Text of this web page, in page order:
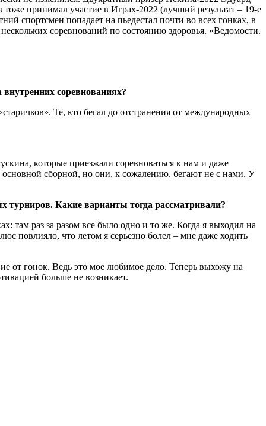
принимал участие в Играх-2022 (лучший результат – 19-е
спортсмен попадает на пьедестал почти во всех гонках, в
соревнований по состоянию здоровья. «Ведомости.
соревнованиях?
Те, кто бегал до отстранения от международных
которые приезжали соревноваться к нам и даже
основной сборной, но они, к сожалению, бегают не с нами. У
турниров. Какие варианты тогда рассматривали?
там раз за разом все было одно и то же. Когда я выходил на
повлияло, что летом я серьезно болел – мне даже ходить
от гонок. Ведь это мое любимое дело. Теперь выхожу на
больше не возникает.